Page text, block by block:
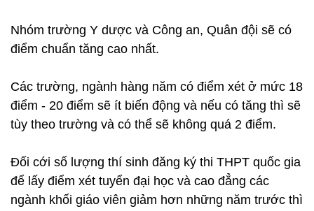
Nhóm trường Y dược và Công an, Quân đội sẽ có
điểm chuẩn tăng cao nhất.
Các trường, ngành hàng năm có điểm xét ở mức 18
điểm - 20 điểm sẽ ít biến động và nếu có tăng thì sẽ
tùy theo trường và có thể sẽ không quá 2 điểm.
Đối cới số lượng thí sinh đăng ký thi THPT quốc gia
để lấy điểm xét tuyển đại học và cao đẳng các
ngành khối giáo viên giảm hơn những năm trước thì